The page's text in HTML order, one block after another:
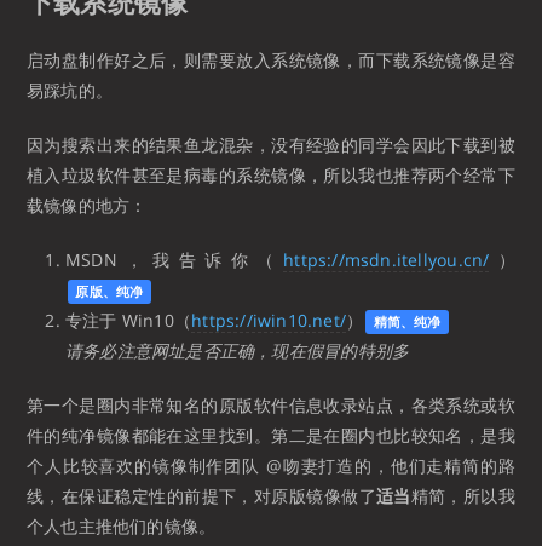
启动盘制作好之后，则需要放入系统镜像，而下载系统镜像是容
易踩坑的。
因为搜索出来的结果鱼龙混杂，没有经验的同学会因此下载到被
植入垃圾软件甚至是病毒的系统镜像，所以我也推荐两个经常下
载镜像的地方：
MSDN，我告诉你（ https://msdn.itellyou.cn/ ）
原版、纯净
专注于 Win10（https://iwin10.net/） 精简、纯净
请务必注意网址是否正确，现在假冒的特别多
第一个是圈内非常知名的原版软件信息收录站点，各类系统或软
件的纯净镜像都能在这里找到。第二是在圈内也比较知名，是我
个人比较喜欢的镜像制作团队 @吻妻打造的，他们走精简的路
线，在保证稳定性的前提下，对原版镜像做了适当精简，所以我
个人也主推他们的镜像。